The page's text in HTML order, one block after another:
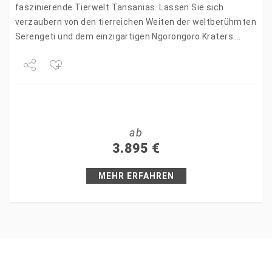
faszinierende Tierwelt Tansanias. Lassen Sie sich
verzaubern von den tierreichen Weiten der weltberühmten
Serengeti und dem einzigartigen Ngorongoro Kraters.
ab
3.895 €
MEHR ERFAHREN